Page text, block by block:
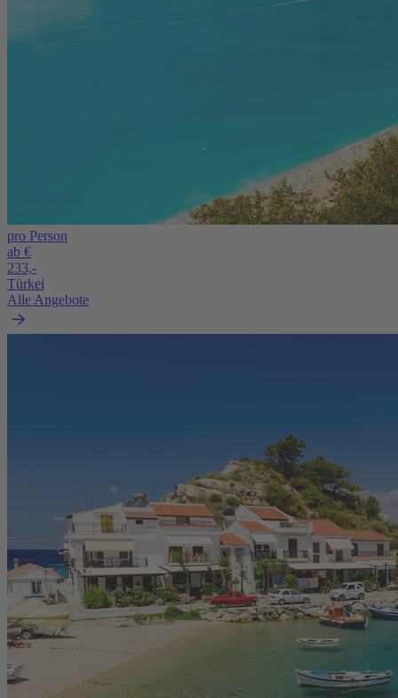
pro Person
ab €
233,-
Türkei
Alle Angebote